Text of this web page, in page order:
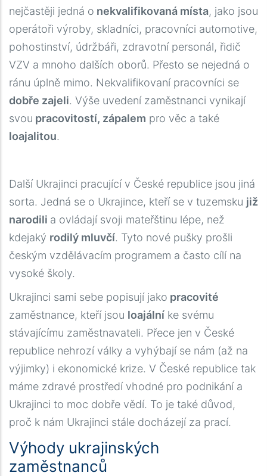
nejčastěji jedná o nekvalifikovaná místa, jako jsou
operátoři výroby, skladníci, pracovníci automotive,
pohostinství, údržbáři, zdravotní personál, řidič
VZV a mnoho dalších oborů. Přesto se nejedná o
ránu úplně mimo. Nekvalifikovaní pracovníci se
dobře zajeli. Výše uvedení zaměstnanci vynikají
svou pracovitostí, zápalem pro věc a také
loajalitou.
Další Ukrajinci pracující v České republice jsou jiná
sorta. Jedná se o Ukrajince, kteří se v tuzemsku již
narodili a ovládají svoji mateřštinu lépe, než
kdejaký rodilý mluvčí. Tyto nové pušky prošli
českým vzdělávacím programem a často cílí na
vysoké školy.
Ukrajinci sami sebe popisují jako pracovité
zaměstnance, kteří jsou loajální ke svému
stávajícímu zaměstnavateli. Přece jen v České
republice nehrozí války a vyhýbají se nám (až na
výjimky) i ekonomické krize. V České republice tak
máme zdravé prostředí vhodné pro podnikání a
Ukrajinci to moc dobře vědí. To je také důvod,
proč k nám Ukrajinci stále docházejí za prací.
Výhody ukrajinských
zaměstnanců